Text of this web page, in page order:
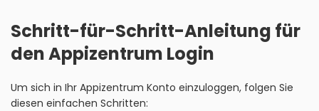
Schritt-für-Schritt-Anleitung für
den Appizentrum Login
Um sich in Ihr Appizentrum Konto einzuloggen, folgen Sie
diesen einfachen Schritten: